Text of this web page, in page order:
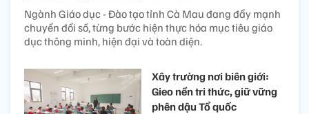
Ngành Giáo dục - Đào tạo tỉnh Cà Mau đang đẩy mạnh
chuyển đổi số, từng bước hiện thực hóa mục tiêu giáo
dục thông minh, hiện đại và toàn diện.
Xây trường nơi biên giới:
Gieo nền tri thức, giữ vững
phên dậu Tổ quốc